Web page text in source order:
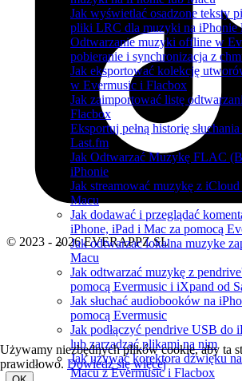
Jak wyświetlać osadzone teksty
pliki LRC dla muzyki na iPhonie
Odtwarzanie muzyki offline w
pobieranie i synchronizacja z
Jak eksportować kolekcję
w Evermusic i Flacbox
Jak zaimportować listę
Flacbox
Eksportuj pełną historię
Last.fm
Jak Odtwarzać Muzykę FLAC
iPhonie
Jak streamować muzykę z
Macu
Jak dodawać i przeglądać
iPhone, iPad i Mac za pomocą
Jak odtwarzac lokalna muzyke
Macu
Jak odtwarzać muzykę z
pomocą Evermusic i iXpand od
Jak słuchać audiobooków na
pomocą Evermusic
Jak podłączyć pendrive USB do
lub zarządzać plikami na nim
Jak używać korektora dźwięku
Macu z Evermusic i Flacbox
Używamy niezbędnych plików cookie, aby ta
prawidłowo. Dowiedz się więcej
© 2023 - 2026 EVERAPPZ SL